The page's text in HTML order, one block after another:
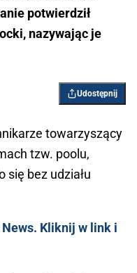
potwierdził
nazywając je
Udostępnij
towarzyszący
tzw. poolu,
się bez udziału
Kliknij w link i